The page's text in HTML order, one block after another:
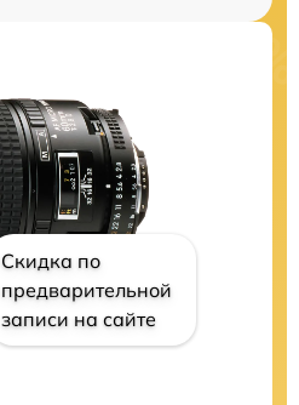
Скидка по
предварительной
записи на сайте